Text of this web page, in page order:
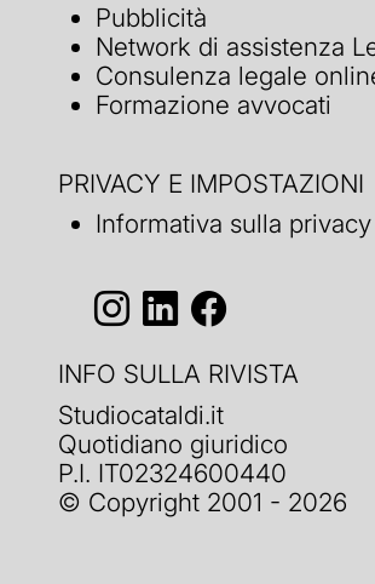
Pubblicità
Network di assistenza
Consulenza legale
Formazione avvocati
PRIVACY E IMPOSTAZIONI
Informativa sulla privacy
INFO SULLA RIVISTA
Studiocataldi.it
Quotidiano giuridico
P.I. IT02324600440
© Copyright 2001 - 2026